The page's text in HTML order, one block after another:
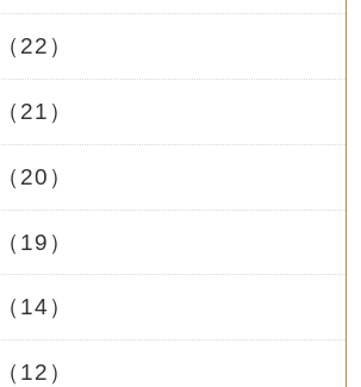
22）
21）
20）
19）
14）
12）